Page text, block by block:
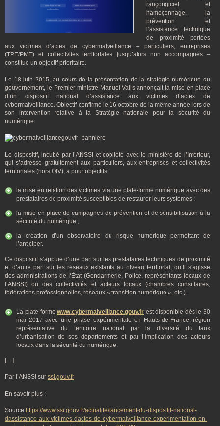
rançongiciel et
hameçonnage, la
prévention et
l’assistance technique
de proximité portées
aux victimes d’actes de cybermalveillance – particuliers, entreprises
(TPE/PME) et collectivités territoriales jusqu’alors non accompagnés –
constitue un objectif prioritaire.
Le 18 juin 2015, au cours de la présentation de la stratégie numérique du
gouvernement, le Premier ministre Manuel Valls annonçait la mise en place
d’un dispositif national d’assistance aux victimes d’actes de
cybermalveillance. Objectif confirmé le 16 octobre de la même année lors de
son intervention relative à la Stratégie nationale pour la sécurité du
numérique.
Le dispositif, incubé par l’ANSSI et copiloté avec le ministère de l’Intérieur,
qui s’adresse gratuitement aux particuliers, aux entreprises et collectivités
territoriales (hors OIV), a pour objectifs :
la mise en relation des victimes via une plate-forme numérique avec des
prestataires de proximité susceptibles de restaurer leurs systèmes ;
la mise en place de campagnes de prévention et de sensibilisation à la
sécurité du numérique ;
la création d’un observatoire du risque numérique permettant de
l’anticiper.
Ce dispositif s’appuie d’une part sur les prestataires techniques de proximité
et d’autre part sur les réseaux existants au niveau territorial, qu’il s’agisse
des administrations de I‘État (Gendarmerie, Police, représentants locaux de
I’ANSSI) ou des collectivités et acteurs locaux (chambres consulaires,
fédérations professionnelles, réseaux « transition numérique », etc.).
La plate-formewww.cybermalveillance.gouv.fr est disponible dès le 30
mai 2017 avec une phase expérimentale en Hauts-de-France, région
représentative du territoire national par la diversité du taux
d’urbanisation de ses départements et par l’implication des acteurs
locaux dans la sécurité du numérique.
[…]
Par I’ANSSI sur ssi.gouv.fr
En savoir plus :
Source https://www.ssi.gouv.fr/actualite/lancement-du-dispositif-national-
dassistance-aux-victimes-dactes-de-cybermalveillance-experimentation-en-